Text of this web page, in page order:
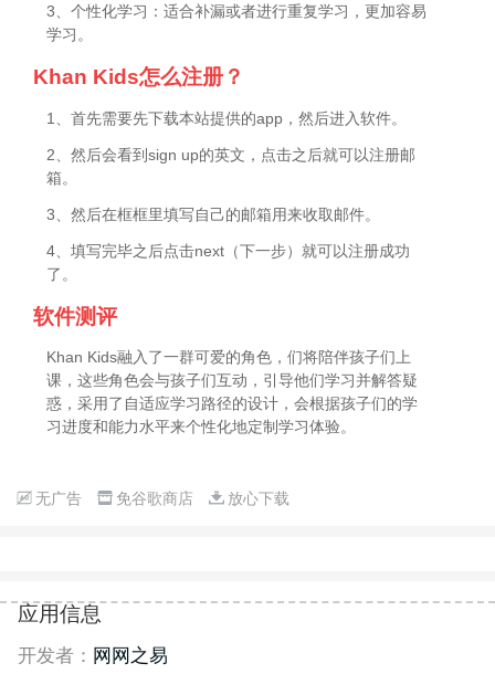
3、个性化学习：适合补漏或者进行重复学习，更加容易
学习。
Khan Kids怎么注册？
1、首先需要先下载本站提供的app，然后进入软件。
2、然后会看到sign up的英文，点击之后就可以注册邮
箱。
3、然后在框框里填写自己的邮箱用来收取邮件。
4、填写完毕之后点击next（下一步）就可以注册成功
了。
软件测评
Khan Kids融入了一群可爱的角色，们将陪伴孩子们上
课，这些角色会与孩子们互动，引导他们学习并解答疑
惑，采用了自适应学习路径的设计，会根据孩子们的学
习进度和能力水平来个性化地定制学习体验。
无广告 免谷歌商店 放心下载
应用信息
开发者： 网网之易